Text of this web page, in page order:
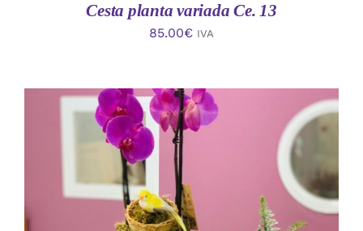
Cesta planta variada Ce. 13
85.00€ IVA